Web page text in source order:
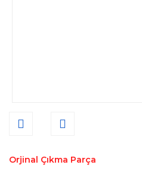
Orjinal Çıkma Parça